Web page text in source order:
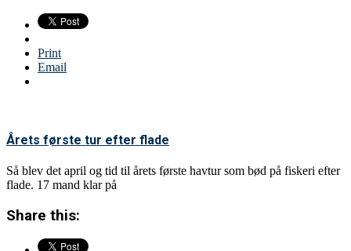
Print
Email
Årets første tur efter flade
Så blev det april og tid til årets første havtur som bød på fiskeri efter
flade. 17 mand klar på
Share this: